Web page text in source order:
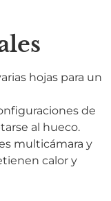
hojas para un
de
al hueco.
multicámara y
calor y